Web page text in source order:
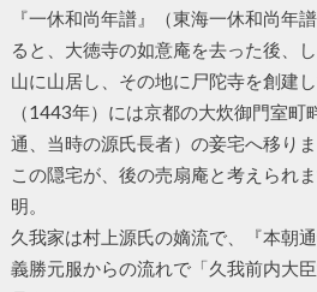
『一休和尚年譜』（東海一休和尚年
ると、大徳寺の如意庵を去った後、
山に山居し、その地に尸陀寺を創建
（1443年）には京都の大炊御門室
通、当時の源氏長者）の妾宅へ移りま
この隠宅が、後の売扇庵と考えられ
明。
久我家は村上源氏の嫡流で、『本朝
義勝元服からの流れで「久我前内大